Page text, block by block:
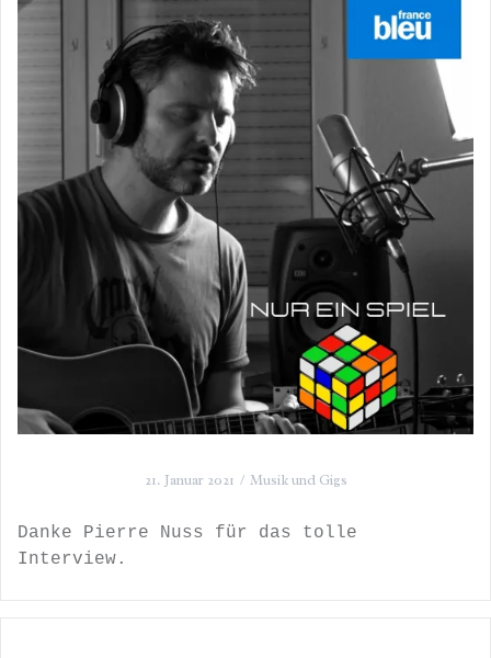
21. Januar 2021 Musik und Gigs
Danke Pierre Nuss für das tolle
Interview.